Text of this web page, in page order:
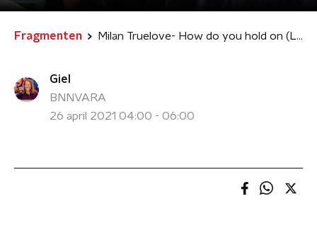
Fragmenten Milan Truelove- How do you hold on (Live @ Giel)
Giel
BNNVARA
26 april 2021 04:00 - 06:00